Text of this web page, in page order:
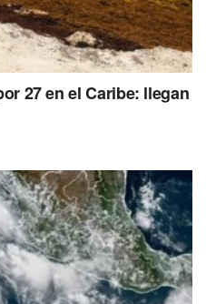
Yucatán,sino a una
pidieron la remoción del
Resguardo de Inmuebles
que el elemento
inmediatamente”.
27 en el Caribe: llegan